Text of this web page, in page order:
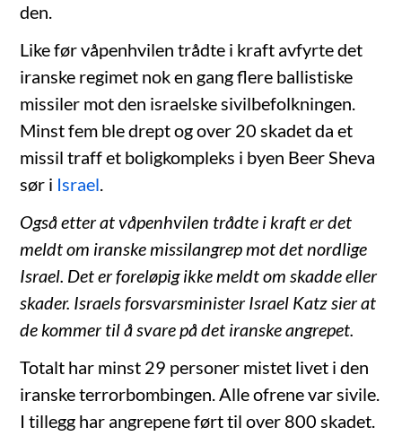
den.
Like før våpenhvilen trådte i kraft avfyrte det
iranske regimet nok en gang flere ballistiske
missiler mot den israelske sivilbefolkningen.
Minst fem ble drept og over 20 skadet da et
missil traff et boligkompleks i byen Beer Sheva
sør i Israel.
Også etter at våpenhvilen trådte i kraft er det
meldt om iranske missilangrep mot det nordlige
Israel. Det er foreløpig ikke meldt om skadde eller
skader. Israels forsvarsminister Israel Katz sier at
de kommer til å svare på det iranske angrepet.
Totalt har minst 29 personer mistet livet i den
iranske terrorbombingen. Alle ofrene var sivile.
I tillegg har angrepene ført til over 800 skadet.